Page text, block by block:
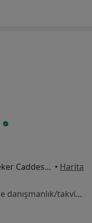
Zühtüpaşa Mahallesi Recep Peker Caddesi No:11, Kadıköy • Harita
Bu uzman ilgili adres için online danışmanlık/takvim sunmuyor.